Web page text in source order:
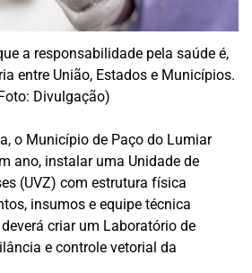
a responsabilidade pela saúde é,
entre União, Estados e Municípios.
Divulgação)
o Município de Paço do Lumiar
ano, instalar uma Unidade de
(UVZ) com estrutura física
insumos e equipe técnica
criar um Laboratório de
e controle vetorial da